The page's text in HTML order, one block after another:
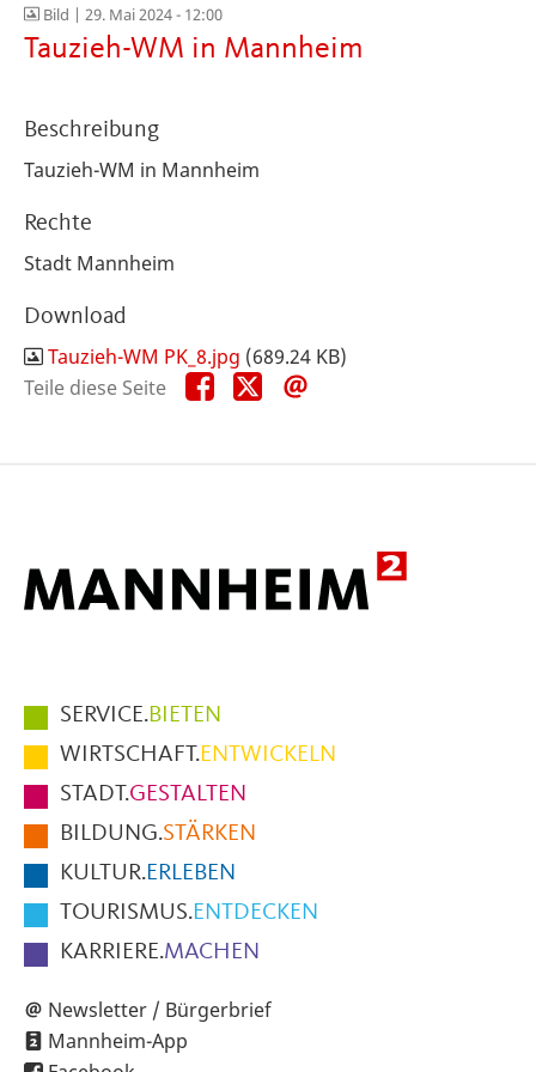
Bild | 29. Mai 2024 - 12:00
Tauzieh-WM in Mannheim
Beschreibung
Tauzieh-WM in Mannheim
Rechte
Stadt Mannheim
Download
Tauzieh-WM PK_8.jpg (689.24 KB)
Teile diese Seite
Teile
diese
Teile
diese
Hauptmenüpunkte
im
Fußbereich
der
Seite
SERVICE.BIETEN
WIRTSCHAFT.ENTWICKELN
STADT.GESTALTEN
BILDUNG.STÄRKEN
KULTUR.ERLEBEN
TOURISMUS.ENTDECKEN
KARRIERE.MACHEN
Newsletter / Bürgerbrief
Mannheim-App